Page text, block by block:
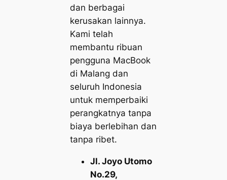
dan berbagai
kerusakan lainnya.
Kami telah
membantu ribuan
pengguna MacBook
di Malang dan
seluruh Indonesia
untuk memperbaiki
perangkatnya tanpa
biaya berlebihan dan
tanpa ribet.
Jl. Joyo Utomo
No.29,